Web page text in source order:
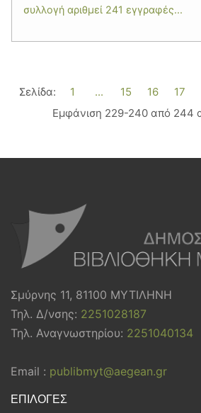
συλλογή αριθμεί 241 εγγραφές...
Σελίδα: 1 ... 15 16 17
Εμφάνιση 229-240 από 244
Σμύρνης 11, 81100 ΜΥΤΙΛΗΝΗ
Τηλ. Δ/νσης: 2251028187
Τηλ. Αναγνωστηρίου: 2251040134
Email : publibmyt@aegean.gr
ΕΠΙΛΟΓΕΣ